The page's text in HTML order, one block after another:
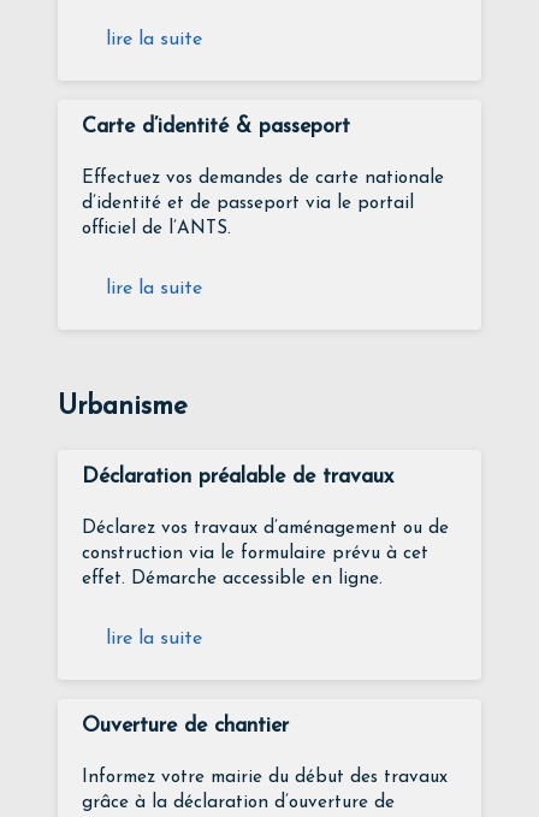
lire la suite
Carte d’identité & passeport
Effectuez vos demandes de carte nationale
d’identité et de passeport via le portail
officiel de l’ANTS.
lire la suite
Urbanisme
Déclaration préalable de travaux
Déclarez vos travaux d’aménagement ou de
construction via le formulaire prévu à cet
effet. Démarche accessible en ligne.
lire la suite
Ouverture de chantier
Informez votre mairie du début des travaux
grâce à la déclaration d’ouverture de